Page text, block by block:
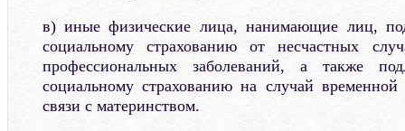
в) иные физические лица, нанимающие лиц,
социальному страхованию от несчастных
профессиональных заболеваний, а также
социальному страхованию на случай
связи с материнством.